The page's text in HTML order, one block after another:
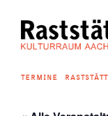
Inhalt
TERMINE